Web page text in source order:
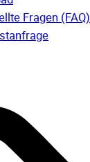
Fragen (FAQ)